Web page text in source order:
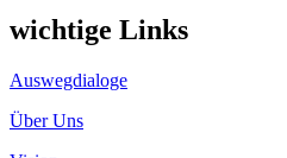
wichtige Links
Auswegdialoge
Über Uns